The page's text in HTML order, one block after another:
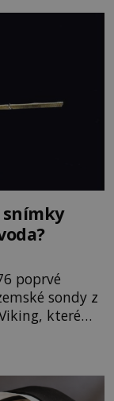
skutečně
snímky
poprvé
sondy z
které
útvar